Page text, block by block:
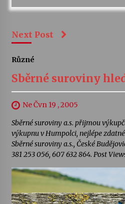
Next Post
Různé
Sběrné suroviny
Ne Čvn 19 , 2005
Sběrné suroviny a.s. přijmou
výkupnu v Humpolci, nejlépe
Sběrné suroviny a.s., České
381 253 056, 607 632 864. Post